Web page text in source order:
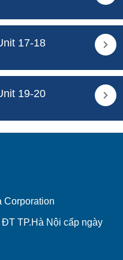
17-18
19-20
Corporation
TP.Hà Nội cấp ngày